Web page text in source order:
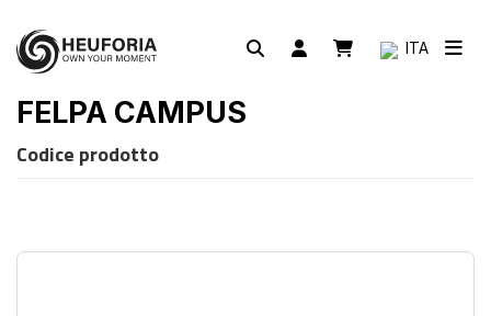
ITA
FELPA CAMPUS
Codice prodotto